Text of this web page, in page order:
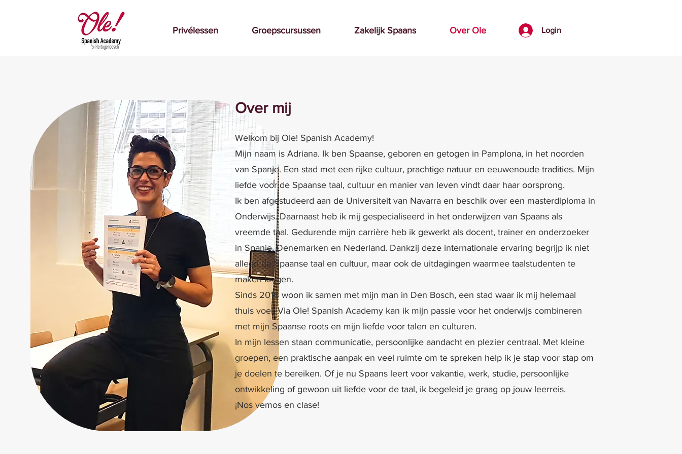
Privélessen Groepscursussen Zakelijk Spaans Over Ole Login
Over mij
Welkom bij Ole! Spanish Academy!
Mijn naam is Adriana. Ik ben Spaanse, geboren en getogen in Pamplona, in het noorden
van Spanje. Een stad met een rijke cultuur, prachtige natuur en eeuwenoude tradities. Mijn
liefde voor de Spaanse taal, cultuur en manier van leven vindt daar haar oorsprong.
Ik ben afgestudeerd aan de Universiteit van Navarra en beschik over een masterdiploma in
Onderwijs. Daarnaast heb ik mij gespecialiseerd in het onderwijzen van Spaans als
vreemde taal. Gedurende mijn carrière heb ik gewerkt als docent, trainer en onderzoeker
in Spanje, Denemarken en Nederland. Dankzij deze internationale ervaring begrijp ik niet
alleen de Spaanse taal en cultuur, maar ook de uitdagingen waarmee taalstudenten te
maken krijgen.
Sinds 2016 woon ik samen met mijn man in Den Bosch, een stad waar ik mij helemaal
thuis voel. Via Ole! Spanish Academy kan ik mijn passie voor het onderwijs combineren
met mijn Spaanse roots en mijn liefde voor talen en culturen.
In mijn lessen staan communicatie, persoonlijke aandacht en plezier centraal. Met kleine
groepen, een praktische aanpak en veel ruimte om te spreken help ik je stap voor stap om
je doelen te bereiken. Of je nu Spaans leert voor vakantie, werk, studie, persoonlijke
ontwikkeling of gewoon uit liefde voor de taal, ik begeleid je graag op jouw leerreis.
¡Nos vemos en clase!